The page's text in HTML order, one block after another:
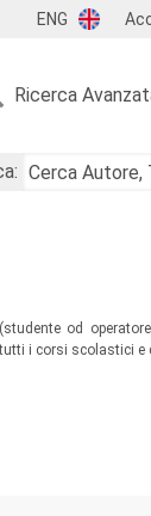
ENG
Ricerca
od
i corsi scolastici e